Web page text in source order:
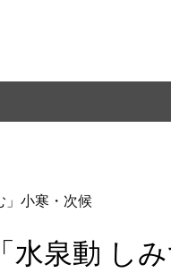
」小寒・次候
水泉動 し